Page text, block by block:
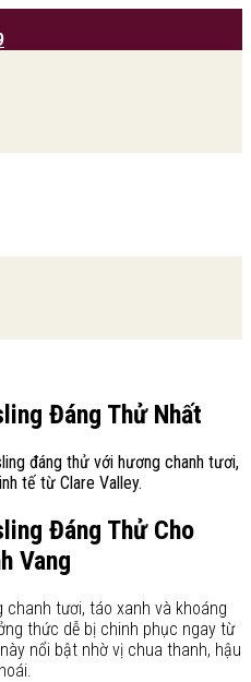
Đáng Thử Nhất
Đáng Thử Cho
Vang
chanh tươi, táo xanh và khoáng
thức dễ bị chinh phục ngay từ
nổi bật nhờ vị chua thanh, hậu